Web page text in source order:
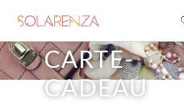
Aucun produit dans le
SOLDE DE
CARTE-
CADEAU